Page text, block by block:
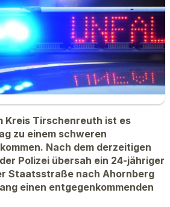
Kreis Tirschenreuth ist es
zu einem schweren
Nach dem derzeitigen
Polizei übersah ein 24-jähriger
Staatsstraße nach Ahornberg
einen entgegenkommenden